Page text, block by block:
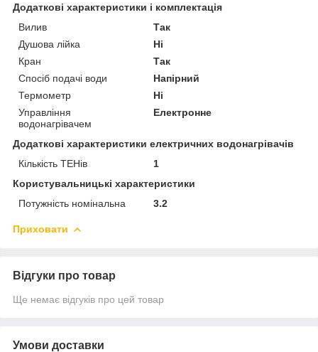
Додаткові характеристики і комплектація
Вилив
Так
Душова лійка
Ні
Кран
Так
Спосіб подачі води
Напірний
Термометр
Ні
Управління
водонагрівачем
Електронне
Додаткові характеристики електричних водонагрівачів
Кількість ТЕНів
1
Користувальницькі характеристики
Потужність номінальна
3.2
Приховати
Відгуки про товар
Ще немає відгуків про цей товар
Умови доставки